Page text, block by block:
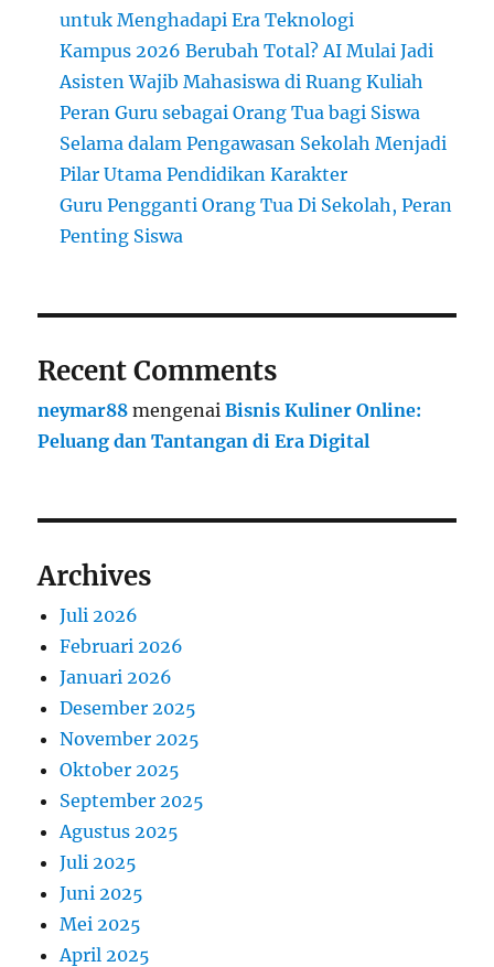
untuk Menghadapi Era Teknologi
Kampus 2026 Berubah Total? AI Mulai Jadi
Asisten Wajib Mahasiswa di Ruang Kuliah
Peran Guru sebagai Orang Tua bagi Siswa
Selama dalam Pengawasan Sekolah Menjadi
Pilar Utama Pendidikan Karakter
Guru Pengganti Orang Tua Di Sekolah, Peran
Penting Siswa
Recent Comments
neymar88 mengenaiBisnis Kuliner Online:
Peluang dan Tantangan di Era Digital
Archives
Juli 2026
Februari 2026
Januari 2026
Desember 2025
November 2025
Oktober 2025
September 2025
Agustus 2025
Juli 2025
Juni 2025
Mei 2025
April 2025